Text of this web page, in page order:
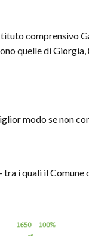
comprensivo
quelle di Giorgia,
modo se non
i quali il Comune